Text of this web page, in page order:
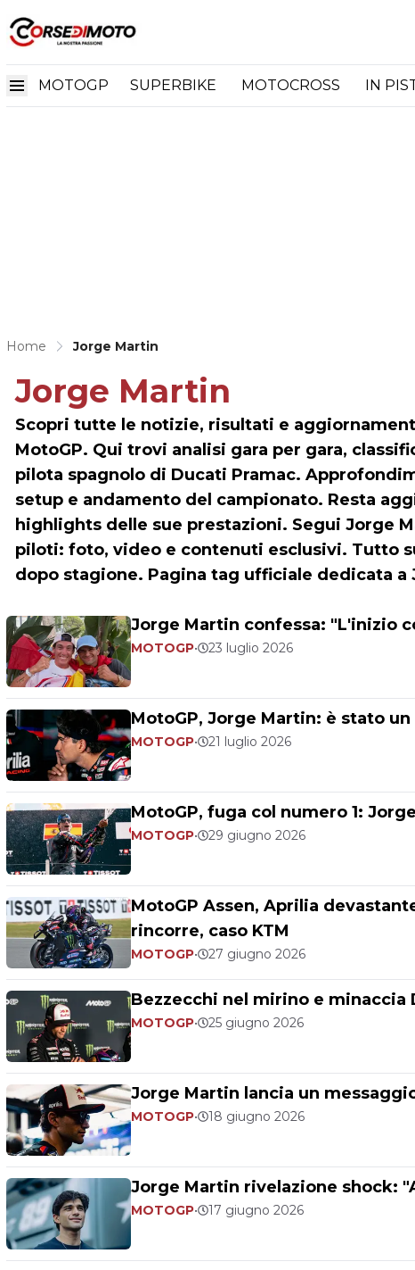
MOTOGP SUPERBIKE MOTOCROSS IN
Home Jorge Martin
Jorge Martin
Scopri tutte le notizie, risultati e
MotoGP. Qui trovi analisi gara per gara,
pilota spagnolo di Ducati Pramac.
setup e andamento del campionato. Resta
highlights delle sue prestazioni. Segui Jorge
piloti: foto, video e contenuti esclusivi. Tutto
dopo stagione. Pagina tag ufficiale dedicata a
Jorge Martin confessa: "L'inizio
MOTOGP• 23 luglio 2026
MotoGP, Jorge Martin: è stato
MOTOGP• 21 luglio 2026
MotoGP, fuga col numero 1:
MOTOGP• 29 giugno 2026
MotoGP Assen, Aprilia
rincorre, caso KTM
MOTOGP• 27 giugno 2026
Bezzecchi nel mirino e minaccia
MOTOGP• 25 giugno 2026
Jorge Martin lancia un
MOTOGP• 18 giugno 2026
Jorge Martin rivelazione shock:
MOTOGP• 17 giugno 2026